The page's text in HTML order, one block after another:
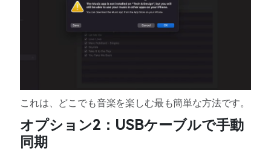
これは、どこでも音楽を楽しむ最も簡単な方法です。
オプション2：USBケーブルで手動
同期